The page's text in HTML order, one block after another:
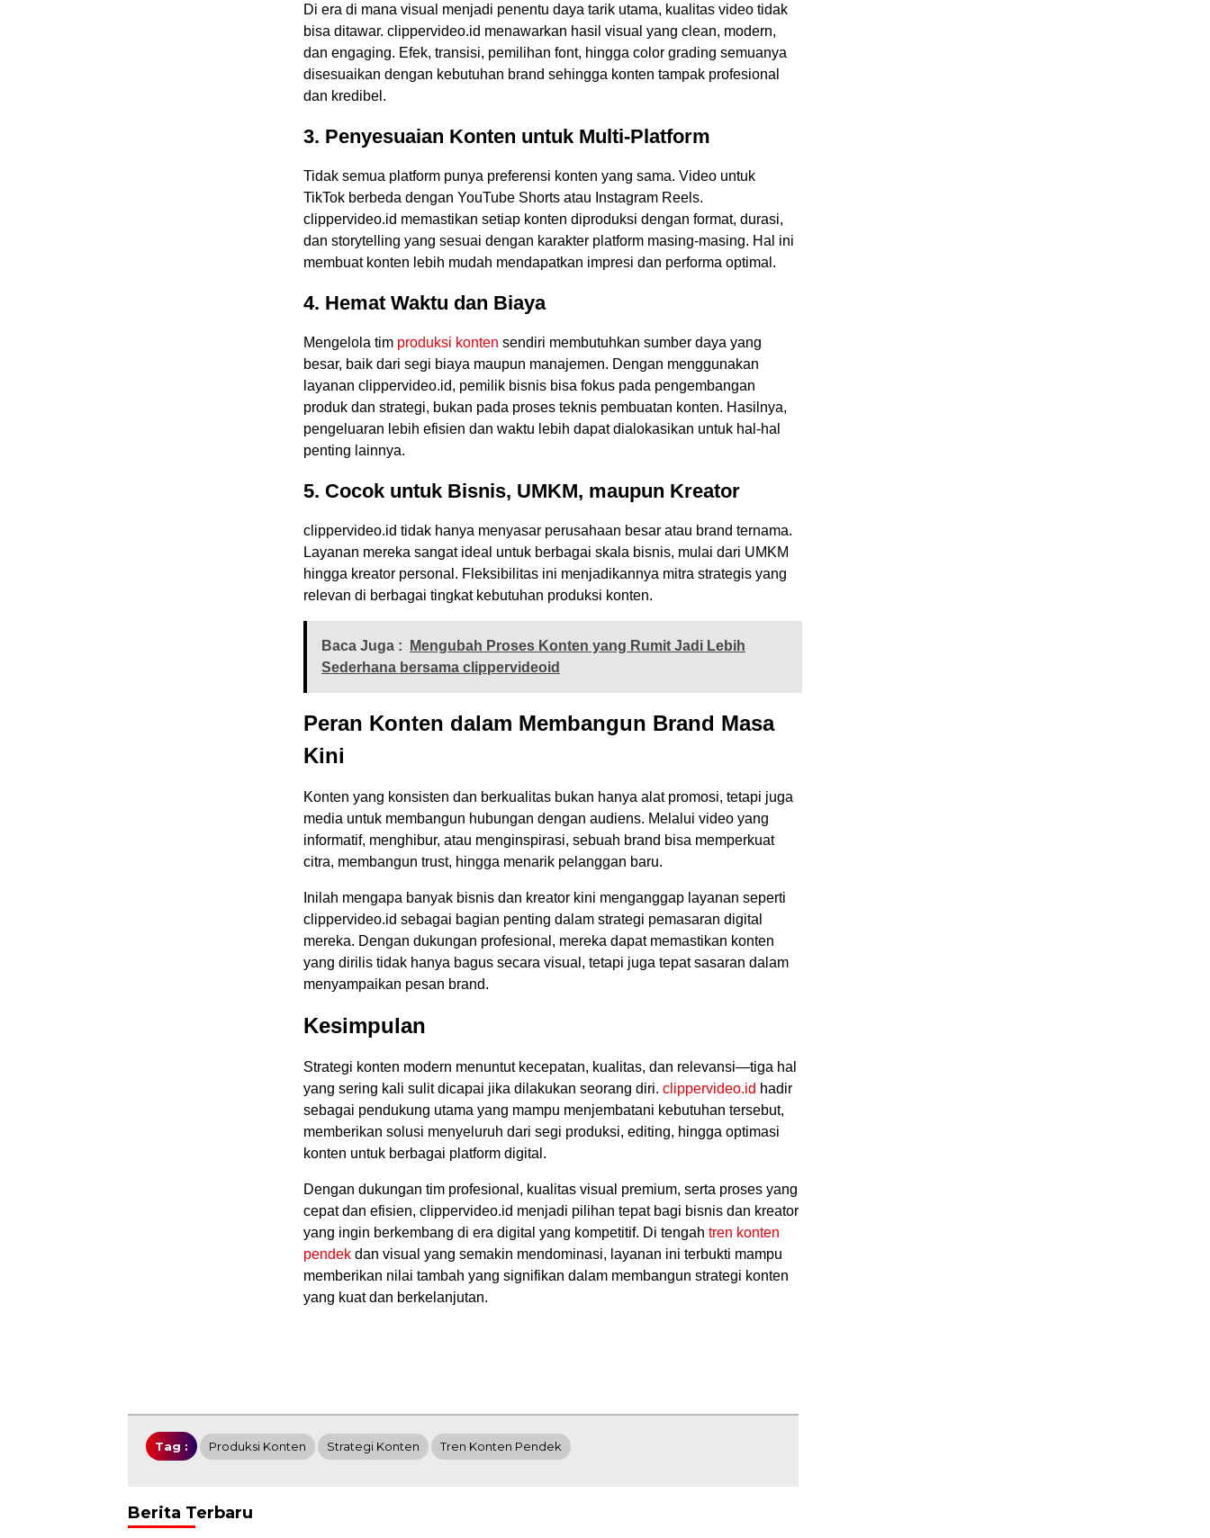
Di era di mana visual menjadi penentu daya tarik utama, kualitas video tidak
bisa ditawar. clippervideo.id menawarkan hasil visual yang clean, modern,
dan engaging. Efek, transisi, pemilihan font, hingga color grading semuanya
disesuaikan dengan kebutuhan brand sehingga konten tampak profesional
dan kredibel.
3. Penyesuaian Konten untuk Multi-Platform
Tidak semua platform punya preferensi konten yang sama. Video untuk
TikTok berbeda dengan YouTube Shorts atau Instagram Reels.
clippervideo.id memastikan setiap konten diproduksi dengan format, durasi,
dan storytelling yang sesuai dengan karakter platform masing-masing. Hal ini
membuat konten lebih mudah mendapatkan impresi dan performa optimal.
4. Hemat Waktu dan Biaya
Mengelola tim produksi konten sendiri membutuhkan sumber daya yang
besar, baik dari segi biaya maupun manajemen. Dengan menggunakan
layanan clippervideo.id, pemilik bisnis bisa fokus pada pengembangan
produk dan strategi, bukan pada proses teknis pembuatan konten. Hasilnya,
pengeluaran lebih efisien dan waktu lebih dapat dialokasikan untuk hal-hal
penting lainnya.
5. Cocok untuk Bisnis, UMKM, maupun Kreator
clippervideo.id tidak hanya menyasar perusahaan besar atau brand ternama.
Layanan mereka sangat ideal untuk berbagai skala bisnis, mulai dari UMKM
hingga kreator personal. Fleksibilitas ini menjadikannya mitra strategis yang
relevan di berbagai tingkat kebutuhan produksi konten.
Baca Juga :
Mengubah Proses Konten yang Rumit Jadi Lebih
Sederhana bersama clippervideoid
Peran Konten dalam Membangun Brand Masa
Kini
Konten yang konsisten dan berkualitas bukan hanya alat promosi, tetapi juga
media untuk membangun hubungan dengan audiens. Melalui video yang
informatif, menghibur, atau menginspirasi, sebuah brand bisa memperkuat
citra, membangun trust, hingga menarik pelanggan baru.
Inilah mengapa banyak bisnis dan kreator kini menganggap layanan seperti
clippervideo.id sebagai bagian penting dalam strategi pemasaran digital
mereka. Dengan dukungan profesional, mereka dapat memastikan konten
yang dirilis tidak hanya bagus secara visual, tetapi juga tepat sasaran dalam
menyampaikan pesan brand.
Kesimpulan
Strategi konten modern menuntut kecepatan, kualitas, dan relevansi—tiga hal
yang sering kali sulit dicapai jika dilakukan seorang diri. clippervideo.id hadir
sebagai pendukung utama yang mampu menjembatani kebutuhan tersebut,
memberikan solusi menyeluruh dari segi produksi, editing, hingga optimasi
konten untuk berbagai platform digital.
Dengan dukungan tim profesional, kualitas visual premium, serta proses yang
cepat dan efisien, clippervideo.id menjadi pilihan tepat bagi bisnis dan kreator
yang ingin berkembang di era digital yang kompetitif. Di tengah tren konten
pendek dan visual yang semakin mendominasi, layanan ini terbukti mampu
memberikan nilai tambah yang signifikan dalam membangun strategi konten
yang kuat dan berkelanjutan.
Tag : Produksi Konten Strategi Konten Tren Konten Pendek
Berita Terbaru